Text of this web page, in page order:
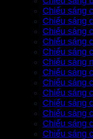
Chiếu sáng
Chiếu sáng
Chiếu sáng
Chiếu sáng
Chiếu sáng
Chiếu sáng
Chiếu sáng
Chiếu sáng
Chiếu sáng
Chiếu sáng
Chiếu sáng
Chiếu sáng
Chiếu sáng